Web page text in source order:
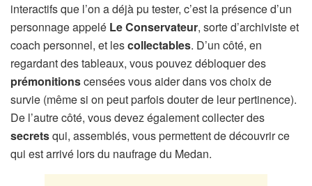
interactifs que l’on a déjà pu tester, c’est la présence d’un
personnage appelé Le Conservateur, sorte d’archiviste et
coach personnel, et lescollectables. D’un côté, en
regardant des tableaux, vous pouvez débloquer des
prémonitionscensées vous aider dans vos choix de
survie (même si on peut parfois douter de leur pertinence).
De l’autre côté, vous devez également collecter des
secretsqui, assemblés, vous permettent de découvrir ce
qui est arrivé lors du naufrage du Medan.